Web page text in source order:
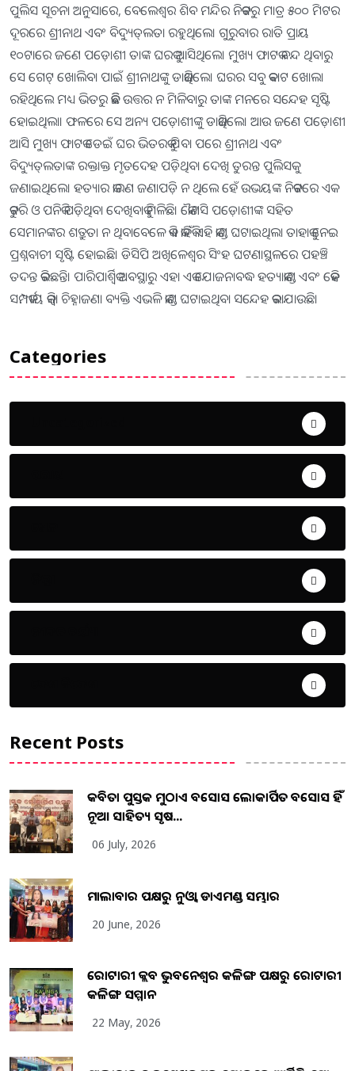
ପୁଲିସ ସୂଚନା ଅନୁସାରେ, ବେଲେଶ୍ଵର ଶିବ ମନ୍ଦିର ନିକଟରୁ ମାତ୍ର ୫୦୦ ମିଟର
ଦୂରରେ ଶ୍ରୀନାଥ ଏବଂ ବିଦ୍ୟୁତ୍‌ଲତା ରହୁଥିଲେ। ଗୁରୁବାର ରାତି ପ୍ରାୟ
୧୦ଟାରେ ଜଣେ ପଡ଼ୋଶୀ ତାଙ୍କ ଘରକୁ ଆସିଥିଲେ। ମୁଖ୍ୟ ଫାଟକ ବନ୍ଦ ଥିବାରୁ
ସେ ଗେଟ୍‌ ଖୋଲିବା ପାଇଁ ଶ୍ରୀନାଥଙ୍କୁ ଡାକିଥିଲେ। ଘରର ସବୁ କବାଟ ଖୋଲା
ରହିଥିଲେ ମଧ୍ୟ ଭିତରୁ କିଛି ଉତ୍ତର ନ ମିଳିବାରୁ ତାଙ୍କ ମନରେ ସନ୍ଦେହ ସୃଷ୍ଟି
ହୋଇଥିଲା। ଫଳରେ ସେ ଅନ୍ୟ ପଡ଼ୋଶୀଙ୍କୁ ଡାକିଥିଲେ। ଆଉ ଜଣେ ପଡ଼ୋଶୀ
ଆସି ମୁଖ୍ୟ ଫାଟକ ଡେଇଁ ଘର ଭିତରକୁ ଯିବା ପରେ ଶ୍ରୀନାଥ ଏବଂ
ବିଦ୍ୟୁତ୍‌ଲତାଙ୍କ ରକ୍ତାକ୍ତ ମୃତଦେହ ପଡ଼ିଥିବା ଦେଖି ତୁରନ୍ତ ପୁଲିସକୁ
ଜଣାଇଥିଲେ। ହତ୍ୟାର କାରଣ ଜଣାପଡ଼ି ନ ଥିଲେ ହେଁ ଉଭୟଙ୍କ ନିକଟରେ ଏକ
କଟୁରି ଓ ପନିକି ପଡ଼ିଥିବା ଦେଖିବାକୁ ମିଳିଛି। କୌଣସି ପଡ଼ୋଶୀଙ୍କ ସହିତ
ସେମାନଙ୍କର ଶତ୍ରୁତା ନ ଥିବାବେଳେ କିଏ କାହିଁକି ଏହି କାଣ୍ଡ ଘଟାଇଥିଲା ତାହାକୁ ନେଇ
ପ୍ରଶ୍ନବାଚୀ ସୃଷ୍ଟି ହୋଇଛି। ଡିସିପି ଅଖିଳେଶ୍ଵର ସିଂହ ଘଟଣାସ୍ଥଳରେ ପହଞ୍ଚି
ତଦନ୍ତ କରିଛନ୍ତି। ପାରିପାର୍ଶ୍ଵିକ ଅବସ୍ଥାରୁ ଏହା ଏକ ଯୋଜନାବଦ୍ଧ ହତ୍ୟାକାଣ୍ଡ ଏବଂ କେହି
ସମ୍ପର୍କୀୟ କିମ୍ବା ଚିହ୍ନାଜଣା ବ୍ୟକ୍ତି ଏଭଳି କାଣ୍ଡ ଘଟାଇଥିବା ସନ୍ଦେହ କରାଯାଉଛି।
Categories
Recent Posts
କବିତା ପୁସ୍ତକ ମୁଠାଏ ଅବସୋସ ଲୋକାର୍ପିତ ଅବସୋସ ହିଁ
ନୂଆ ସାହିତ୍ୟ ସୃଷ...
06 July, 2026
ମାଲାବାର ପକ୍ଷରୁ ନୁଓ୍ବା ଡାଏମଣ୍ଡ ସମ୍ଭାର
20 June, 2026
ରୋଟାରୀ କ୍ଲବ ଭୁବନେଶ୍ୱର କଳିଙ୍ଗ ପକ୍ଷରୁ ରୋଟାରୀ
କଳିଙ୍ଗ ସମ୍ମାନ
22 May, 2026